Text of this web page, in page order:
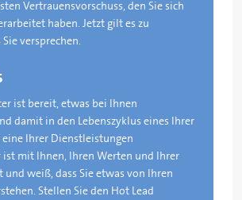
Vertrauensvorschuss, den Sie sich
haben. Jetzt gilt es zu
versprechen.
ist bereit, etwas bei Ihnen
damit in den Lebenszyklus eines Ihrer
Ihrer Dienstleistungen
ist mit Ihnen, Ihren Werten und Ihrer
weiß, dass Sie etwas von Ihren
Stellen Sie den Hot Lead